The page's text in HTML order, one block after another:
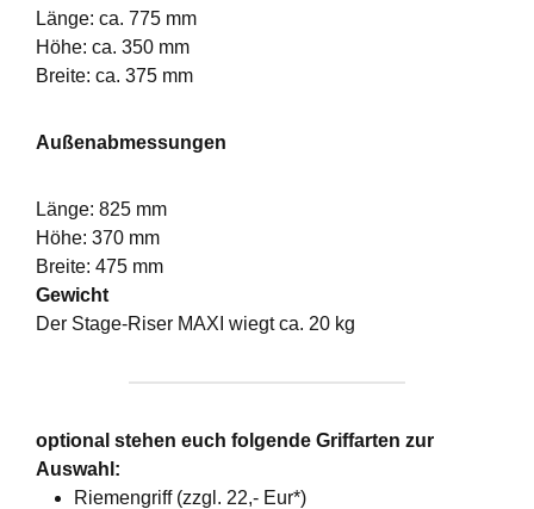
Länge: ca. 775 mm
Höhe: ca. 350 mm
Breite: ca. 375 mm
Außenabmessungen
Länge: 825 mm
Höhe: 370 mm
Breite: 475 mm
Gewicht
Der Stage-Riser MAXI wiegt ca. 20 kg
optional stehen euch folgende Griffarten zur
Auswahl:
Riemengriff (zzgl. 22,- Eur*)